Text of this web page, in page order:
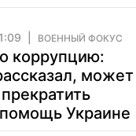
ВОЕННЫЙ ФОКУС
коррупцию:
может
Украине